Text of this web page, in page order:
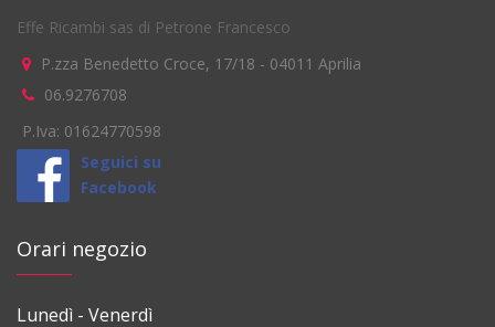
Effe Ricambi sas di Petrone Francesco
P.zza Benedetto Croce, 17/18 - 04011 Aprilia
06.9276708
P.Iva: 01624770598
Seguici su
Facebook
Orari negozio
Lunedì - Venerdì